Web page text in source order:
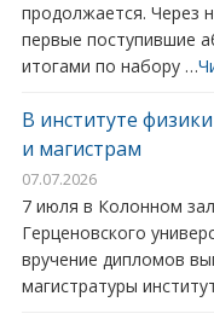
продолжается. Через
первые поступившие
итогами по набору …
В институте
и магистрам
07.07.2026
7 июля в Колонном
Герценовского
вручение дипломов
магистратуры